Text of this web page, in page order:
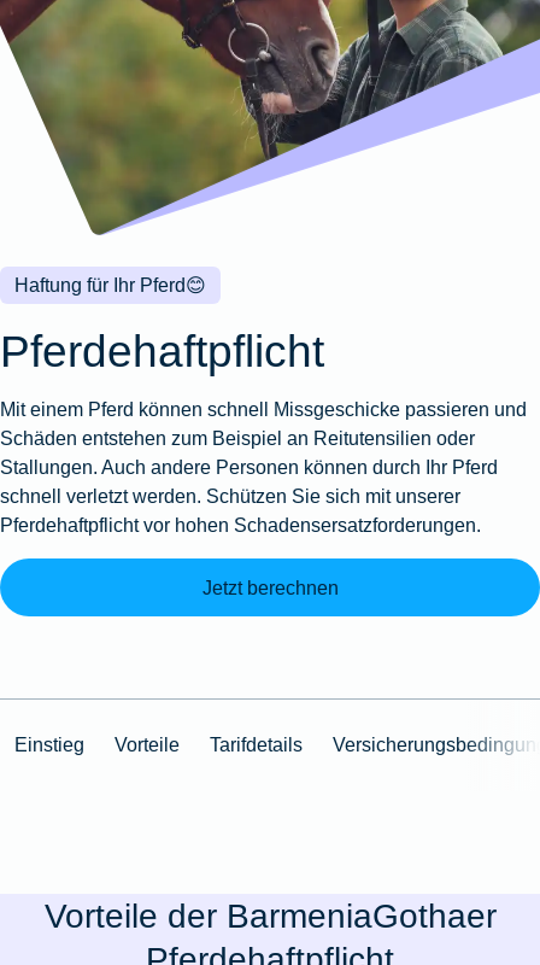
Wohnungsschutzbrief
Produktübersicht
Gewässerschadenhaftpflicht
Produktübersicht
Reisehaftpflichtversicherung
Reiserücktrittsversicherung
Produktübersicht
Produktübersicht
Produktübersicht
Produktübersicht
Montageversicherung
Produktübersicht
Gruppenunfall für
Gruppenunfall für
Produktübersicht
Kunstversicherung
Ausstellungsversicherung
Valorenversicherung
Oldtimersammlungsversicherung
Zur
😊
Haftung für Ihr Pferd
Pferdehaftpflicht
Mit einem Pferd können schnell Missgeschicke passieren und
Schäden entstehen zum Beispiel an Reitutensilien oder
Stallungen. Auch andere Personen können durch Ihr Pferd
schnell verletzt werden. Schützen Sie sich mit unserer
Pferdehaftpflicht vor hohen Schadensersatzforderungen.
Jetzt berechnen
Einstieg Vorteile Tarifdetails
Vorteile der BarmeniaGothaer